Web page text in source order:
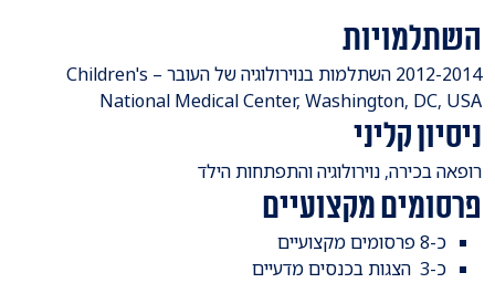
השתלמויות
​2012-2014 השתלמות בנוירולוגיה של העובר – Children's
National Medical Center, Washington, DC, USA
ניסיון קליני
​רופאה בכירה, נוירולוגיה והתפתחות הילד
פרסומים מקצועיים
כ-8 פרסומים מקצועיים
כ-3 הצגות בכנסים מדעיים